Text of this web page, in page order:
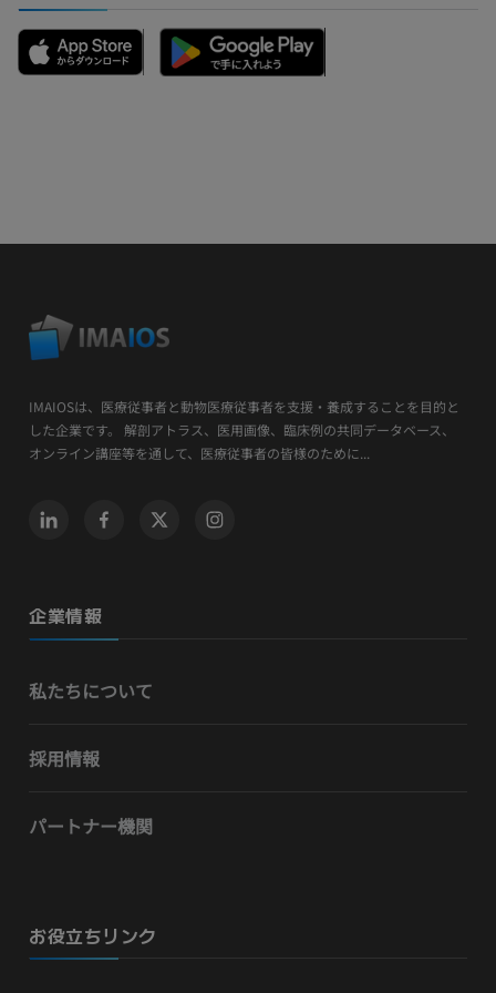
IMAIOSは、医療従事者と動物医療従事者を支援・養成することを目的と
した企業です。 解剖アトラス、医用画像、臨床例の共同データベース、
オンライン講座等を通して、医療従事者の皆様のために...
企業情報
私たちについて
採用情報
パートナー機関
お役立ちリンク